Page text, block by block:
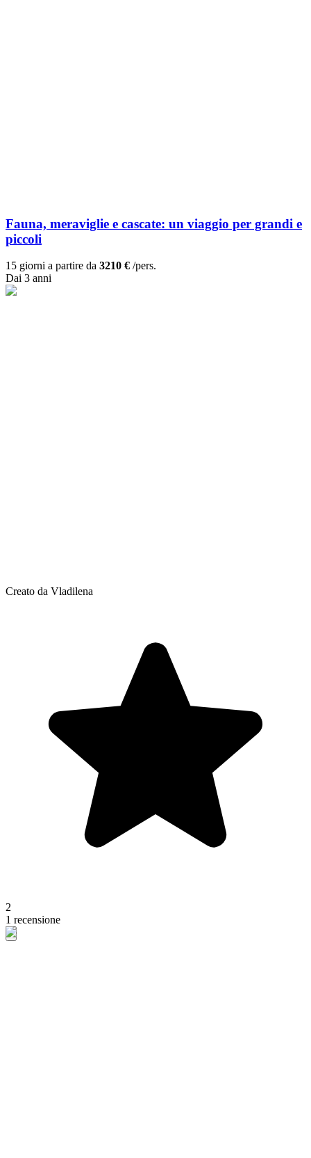
Fauna, meraviglie e cascate: un viaggio per grandi e
piccoli
15 giorni a partire da 3210 € /pers.
Dai 3 anni
Creato da Vladilena
2
1 recensione